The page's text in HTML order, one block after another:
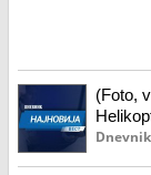
(Foto,
pruga
Dnevnik